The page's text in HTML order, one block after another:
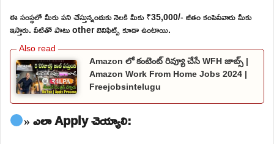
ఈ సంస్థలో మీరు పని చేస్తున్నందుకు నెలకి మీకు ₹35,000/- జీతం కంపెనీవారు మీకు
ఇస్తారు. వీటితో పాటు other బెనిఫిట్స్ కూడా ఉంటాయి.
Amazon లో కంటెంట్ రివ్యూ చేసే WFH జాబ్స్ |
Amazon Work From Home Jobs 2024 |
Freejobsintelugu
» ఎలా Apply చెయ్యాలి: